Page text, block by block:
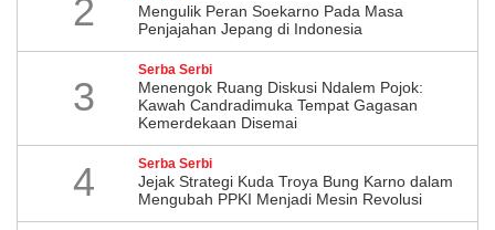
2
Mengulik Peran Soekarno Pada Masa
Penjajahan Jepang di Indonesia
3
Serba Serbi
Menengok Ruang Diskusi Ndalem Pojok:
Kawah Candradimuka Tempat Gagasan
Kemerdekaan Disemai
4 Serba Serbi
Jejak Strategi Kuda Troya Bung Karno dalam
Mengubah PPKI Menjadi Mesin Revolusi